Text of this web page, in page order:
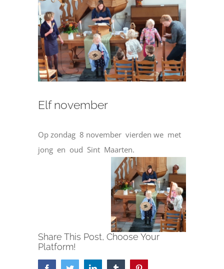
afbeelding
Elf november
Op zondag 8 november vierden we met
jong en oud Sint Maarten.
Share This Post, Choose Your
Platform!